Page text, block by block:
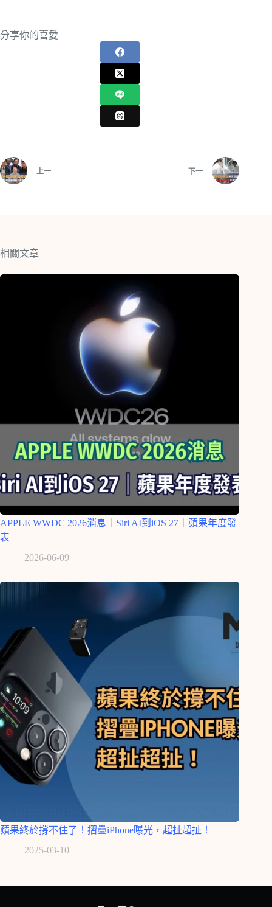
分享你的喜愛
上一 下一
相關文章
APPLE WWDC 2026消息｜Siri AI到iOS 27｜蘋果年度發
表
2026-06-09
蘋果終於撐不住了！摺疊iPhone曝光，超扯超扯！
2025-03-10